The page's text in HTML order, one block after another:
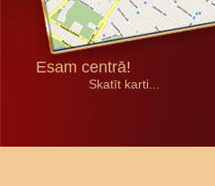
Esam centrā!
Skatīt karti...